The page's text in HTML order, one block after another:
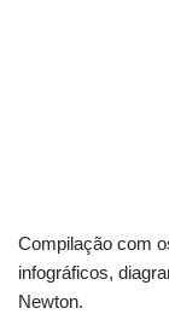
Compilação com
infográficos,
Newton.